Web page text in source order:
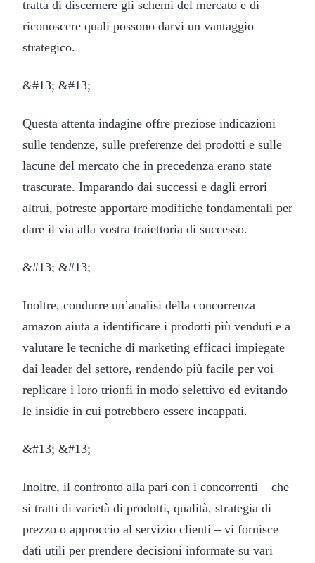
tratta di discernere gli schemi del mercato e di
riconoscere quali possono darvi un vantaggio
strategico.
&#13; &#13;
Questa attenta indagine offre preziose indicazioni
sulle tendenze, sulle preferenze dei prodotti e sulle
lacune del mercato che in precedenza erano state
trascurate. Imparando dai successi e dagli errori
altrui, potreste apportare modifiche fondamentali per
dare il via alla vostra traiettoria di successo.
&#13; &#13;
Inoltre, condurre un’analisi della concorrenza
amazon aiuta a identificare i prodotti più venduti e a
valutare le tecniche di marketing efficaci impiegate
dai leader del settore, rendendo più facile per voi
replicare i loro trionfi in modo selettivo ed evitando
le insidie in cui potrebbero essere incappati.
&#13; &#13;
Inoltre, il confronto alla pari con i concorrenti – che
si tratti di varietà di prodotti, qualità, strategia di
prezzo o approccio al servizio clienti – vi fornisce
dati utili per prendere decisioni informate su vari